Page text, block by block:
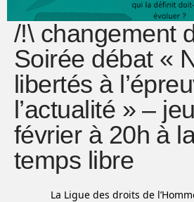
/!\ changement
Soirée débat «
libertés à
l’actualité » –
février à 20h à
temps libre
La Ligue des droits de